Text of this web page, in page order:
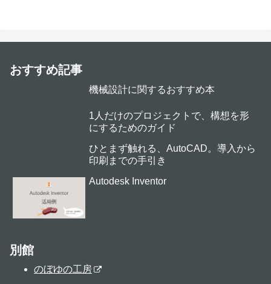
おすすめ記事
機械設計に関するおすすめ本
1人だけのプロジェクトで、構想を形
にするためのガイド
ひとまず触れる、AutoCAD。導入から
印刷までの手引き
Autodesk Inventor
別館
のぼゆの工房